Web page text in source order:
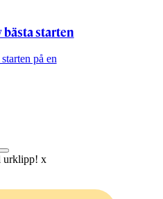
starten
på en
urklipp! x